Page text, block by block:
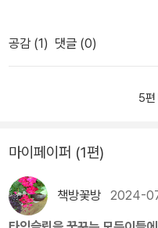
이들을 살리기 위해 청춘이
죄책감과 죄스러움에서 끝나
이가 기억도 못하는 일들로
나같이 웃었다. 호프집 아저
든, 심심찮게 올라오는 카더라
고, 살아있다는 것에 미안해
들을 보고싶지 않아하며 원망
면 하는 고맙고 밉고, 야속하
주인공이 겪고 느끼는 사건
쓰였던 건 스토커와 여름을 닮
시절에만 하지 않고 지금, 이
미리 알고 보면 좋을 것이다.
개를 보니 내가 숨기고자 했
보고 깜짝 놀랐기에), 창비 청
이.. 책 소개 찾아보지 말고 바
숨을 잃은 고등학생 수빈의
이라는 사실을 알게 된 은호와
거의 진실을 찾기 위해 바닷
들의 삶을 다시 한 번 돌아보
에서 삶의 의미를 되새기게
히는 이야기를 넘어, 인물들의
자신들을 스토킹하는 사람의
을 알게 되고, 이를 통해 자신
특히, 수빈의 친구들과의 만
공감 (1) 댓글 (0)
5편
마이페이퍼 (1편)
책방꽃방 2024-